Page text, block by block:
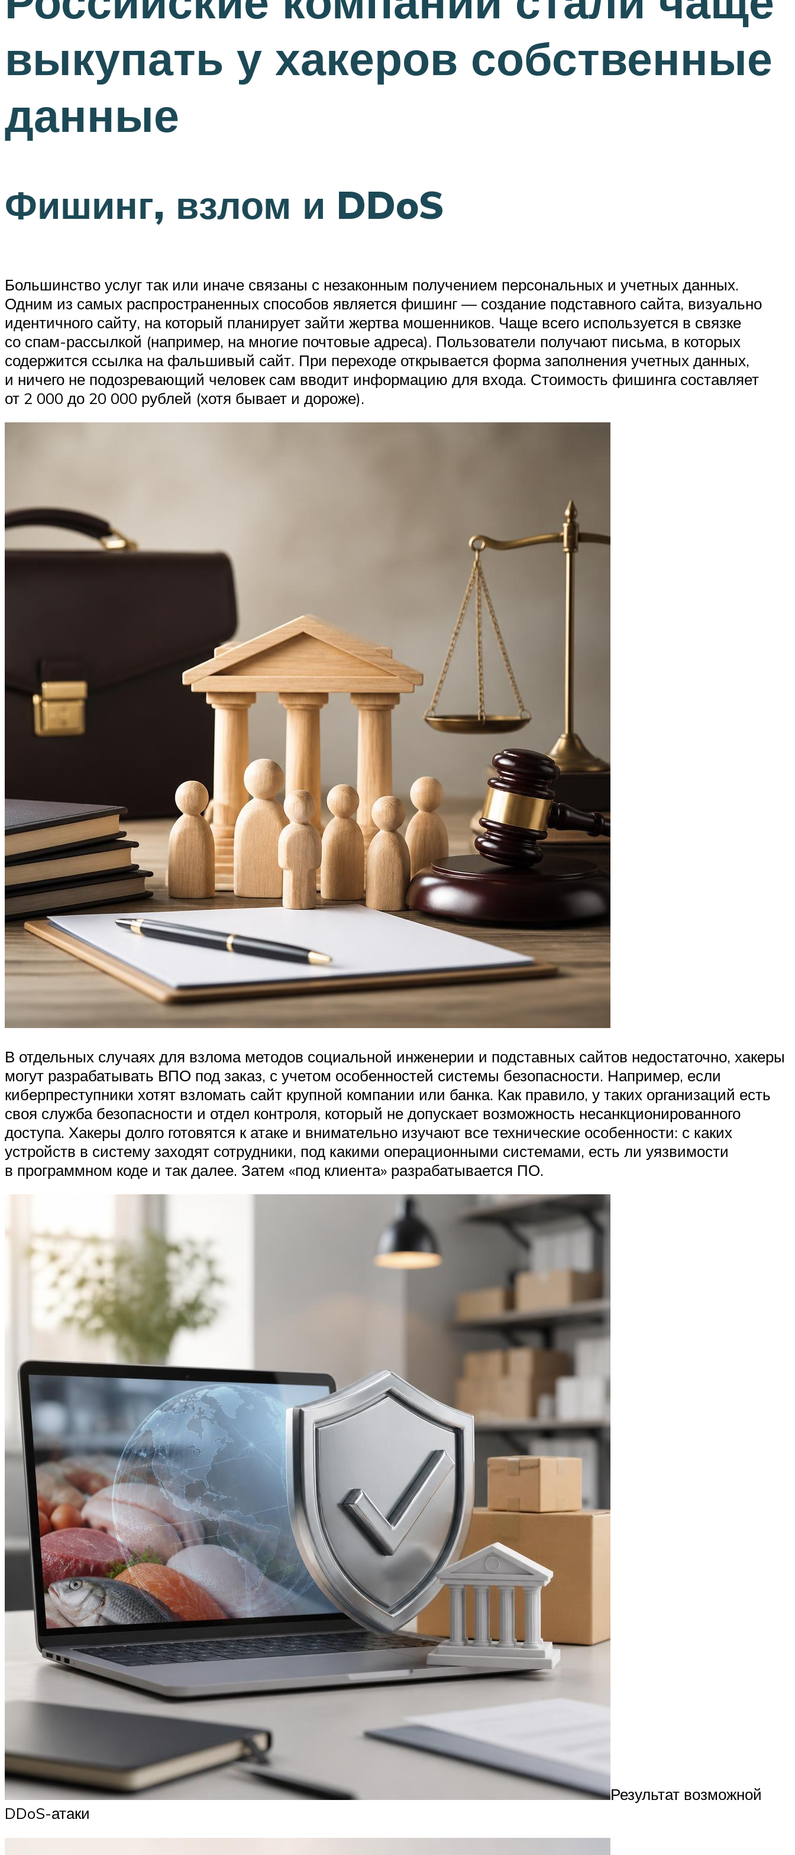
выкупать у хакеров собственные
данные
Фишинг, взлом и DDoS
Большинство услуг так или иначе связаны с незаконным получением персональных и учетных данных.
Одним из самых распространенных способов является фишинг — создание подставного сайта, визуально
идентичного сайту, на который планирует зайти жертва мошенников. Чаще всего используется в связке
со спам-рассылкой (например, на многие почтовые адреса). Пользователи получают письма, в которых
содержится ссылка на фальшивый сайт. При переходе открывается форма заполнения учетных данных,
и ничего не подозревающий человек сам вводит информацию для входа. Стоимость фишинга составляет
от 2 000 до 20 000 рублей (хотя бывает и дороже).
В отдельных случаях для взлома методов социальной инженерии и подставных сайтов недостаточно, хакеры
могут разрабатывать ВПО под заказ, с учетом особенностей системы безопасности. Например, если
киберпреступники хотят взломать сайт крупной компании или банка. Как правило, у таких организаций есть
своя служба безопасности и отдел контроля, который не допускает возможность несанкционированного
доступа. Хакеры долго готовятся к атаке и внимательно изучают все технические особенности: с каких
устройств в систему заходят сотрудники, под какими операционными системами, есть ли уязвимости
в программном коде и так далее. Затем «под клиента» разрабатывается ПО.
Результат возможной
DDoS-атаки